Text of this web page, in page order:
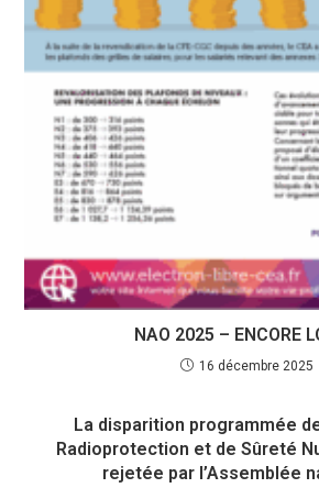
NAO 2025 – ENCORE
16 décembre 2025
La disparition programmée
Radioprotection et de Sûreté
rejetée par l’Assemblée